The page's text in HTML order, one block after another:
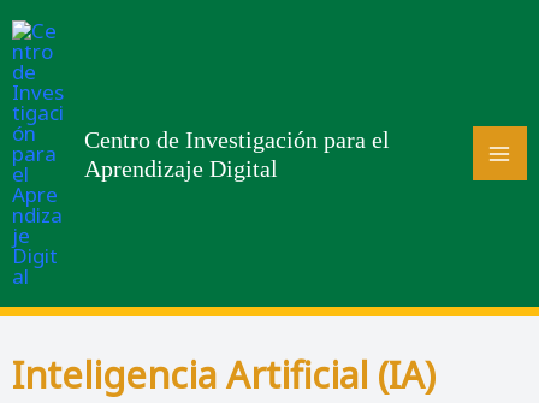
Centro de Investigación para el
Aprendizaje Digital
Inteligencia Artificial (IA)